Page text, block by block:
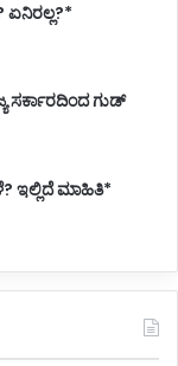
ಏನಿರಲ್ಲ?*
ಸರ್ಕಾರದಿಂದ ಗುಡ್
ಇಲ್ಲಿದೆ ಮಾಹಿತಿ*